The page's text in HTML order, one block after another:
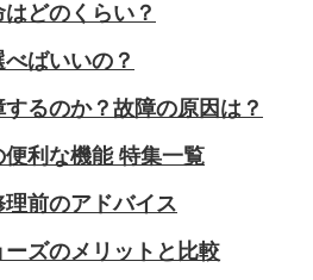
どのくらい？
ばいいの？
るのか？故障の原因は？
利な機能 特集一覧
前のアドバイス
ズのメリットと比較